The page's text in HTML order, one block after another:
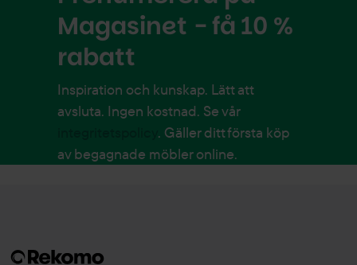
Magasinet - få 10 %
rabatt
Inspiration och kunskap. Lätt att
avsluta. Ingen kostnad. Se vår
. Gäller ditt första köp
av begagnade möbler online.